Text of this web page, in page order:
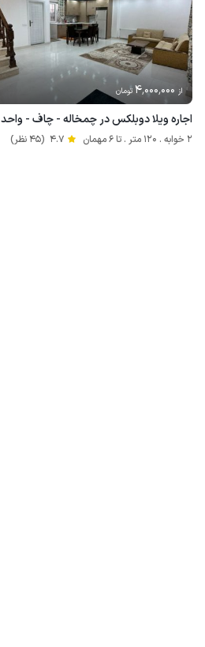
از 4٬000٬000 تومان
اجاره ویلا دوبلکس در چمخاله - چاف - واحد ۱
2 خوابه . 120 متر . تا 6 مهمان 4.7 (45 نظر)